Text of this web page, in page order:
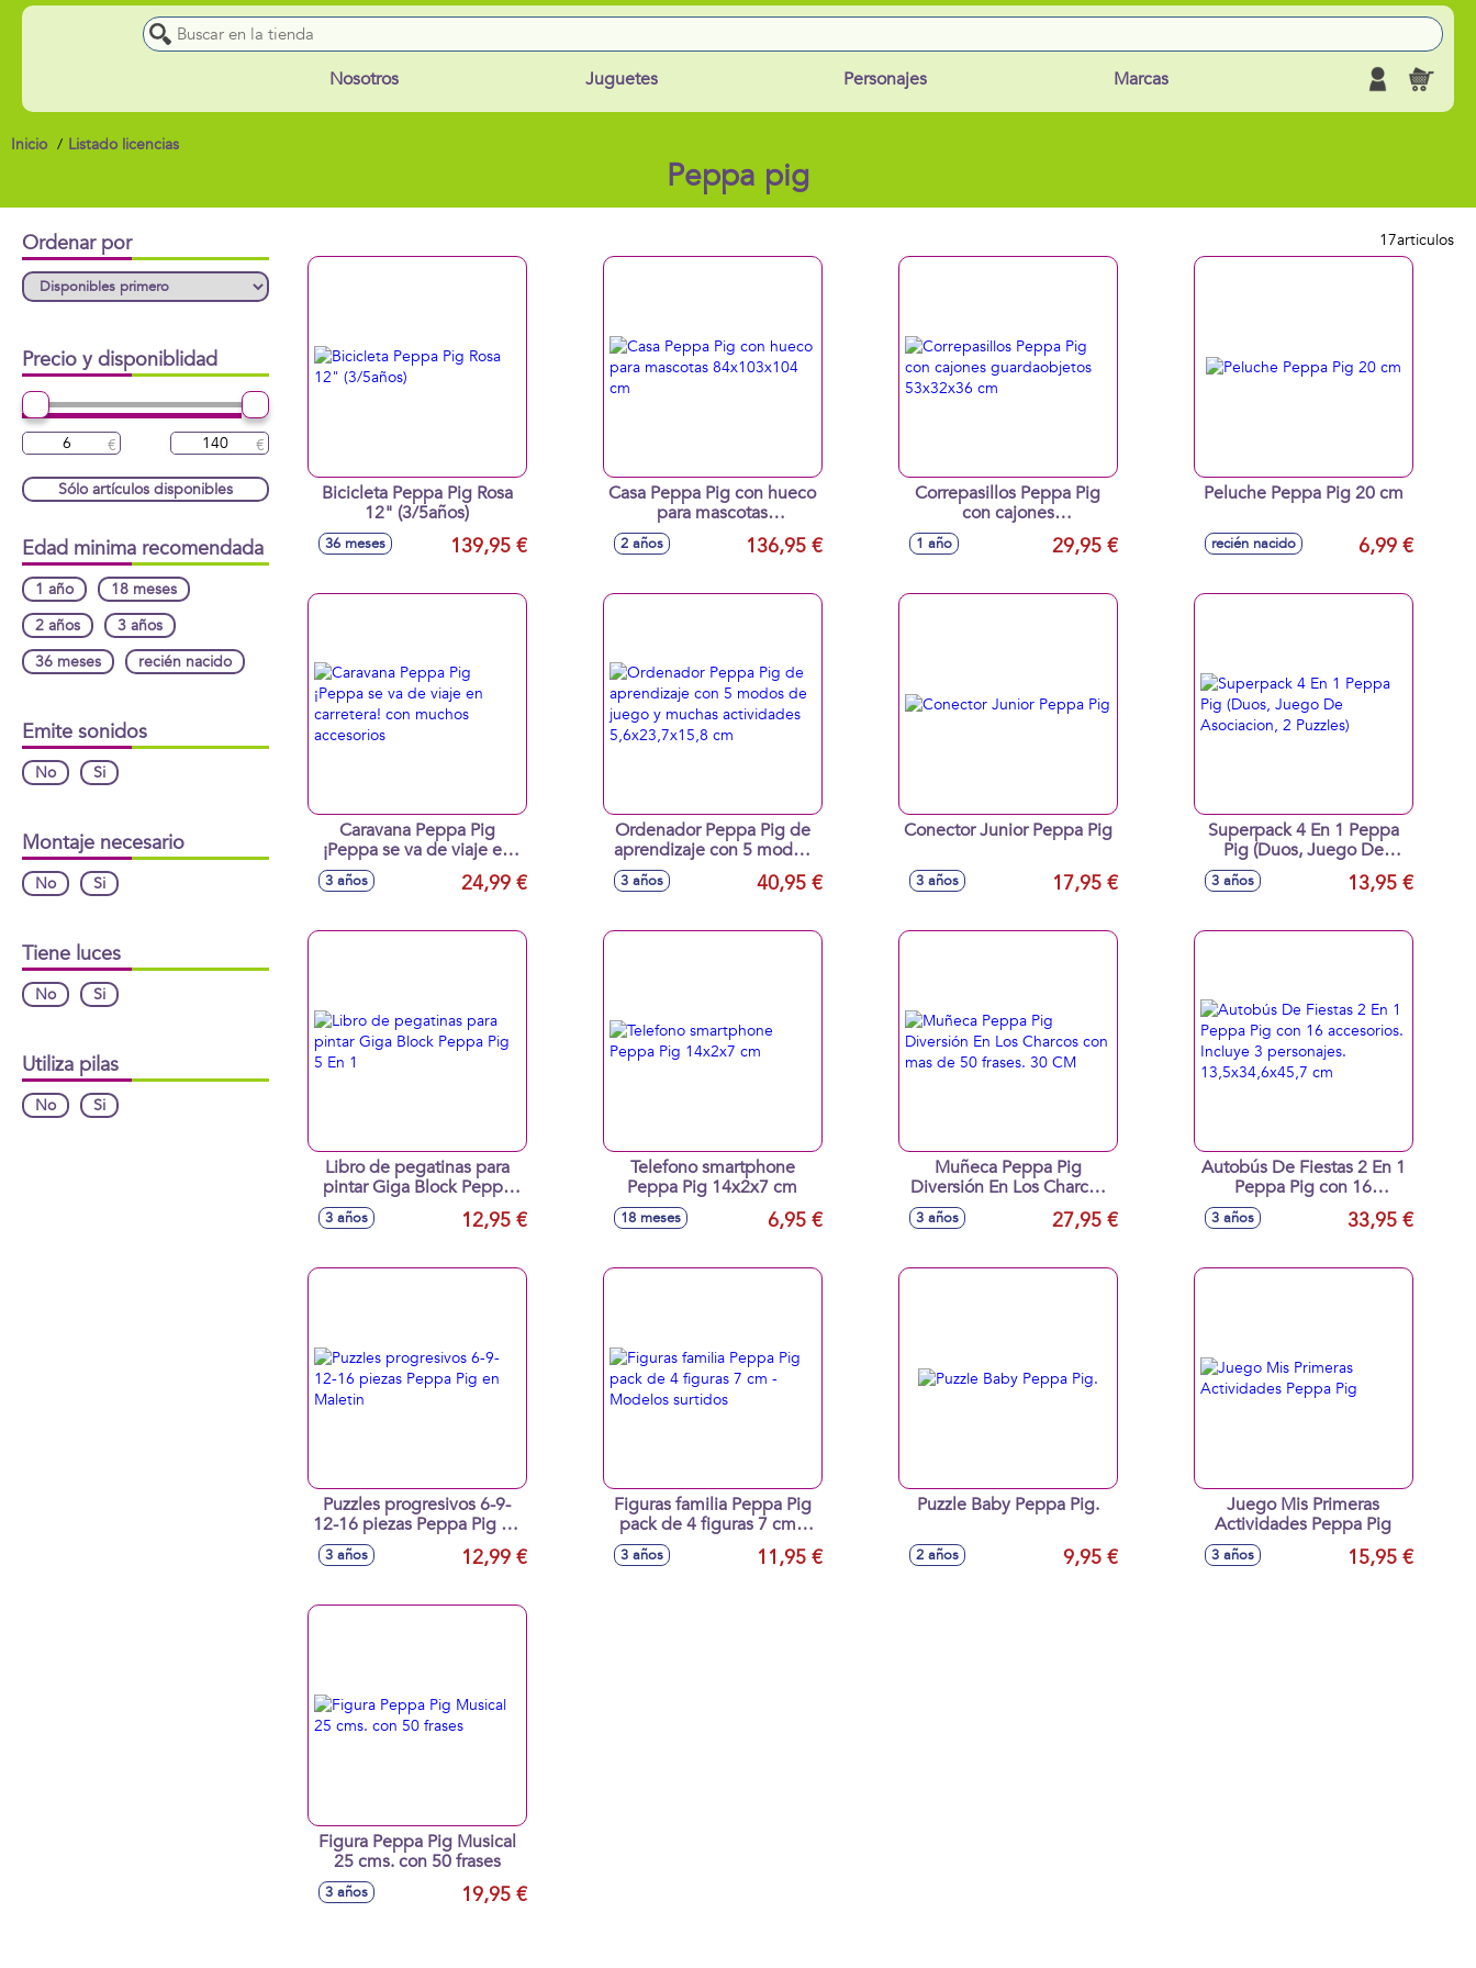
Nosotros Juguetes Personajes Marcas
Inicio Listado licencias
Peppa pig
17articulos
Bicicleta Peppa Pig Rosa
12" (3/5años)
36 meses 139,95 €
Casa Peppa Pig con hueco
para mascotas
84x103x104 cm
2 años 136,95 €
Correpasillos Peppa Pig
con cajones
guardaobjetos 53x32x36
1 año 29,95 €
Peluche Peppa Pig 20 cm
recién nacido 6,99 €
Caravana Peppa Pig
¡Peppa se va de viaje en
carretera! con muchos
3 años 24,99 €
Ordenador Peppa Pig de
aprendizaje con 5 modos
de juego y muchas
actividades 5,6x23,7x15,8
3 años 40,95 €
Conector Junior Peppa Pig
3 años 17,95 €
Superpack 4 En 1 Peppa
Pig (Duos, Juego De
Asociacion, 2 Puzzles)
3 años 13,95 €
Libro de pegatinas para
pintar Giga Block Peppa
3 años 12,95 €
Telefono smartphone
Peppa Pig 14x2x7 cm
18 meses 6,95 €
Muñeca Peppa Pig
Diversión En Los Charcos
con mas de 50 frases. 30
3 años 27,95 €
Autobús De Fiestas 2 En 1
Peppa Pig con 16
accesorios. Incluye 3
personajes.
3 años 33,95 €
Puzzles progresivos 6-9-
12-16 piezas Peppa Pig en
3 años 12,99 €
Figuras familia Peppa Pig
pack de 4 figuras 7 cm -
Modelos surtidos
3 años 11,95 €
Puzzle Baby Peppa Pig.
2 años 9,95 €
Juego Mis Primeras
Actividades Peppa Pig
3 años 15,95 €
Figura Peppa Pig Musical
25 cms. con 50 frases
3 años 19,95 €
Ordenar por
Precio y disponiblidad
Sólo artículos disponibles
Edad minima recomendada
1 año
18 meses
2 años
3 años
36 meses
recién nacido
Emite sonidos
No Si
Montaje necesario
No Si
Tiene luces
No Si
Utiliza pilas
No Si